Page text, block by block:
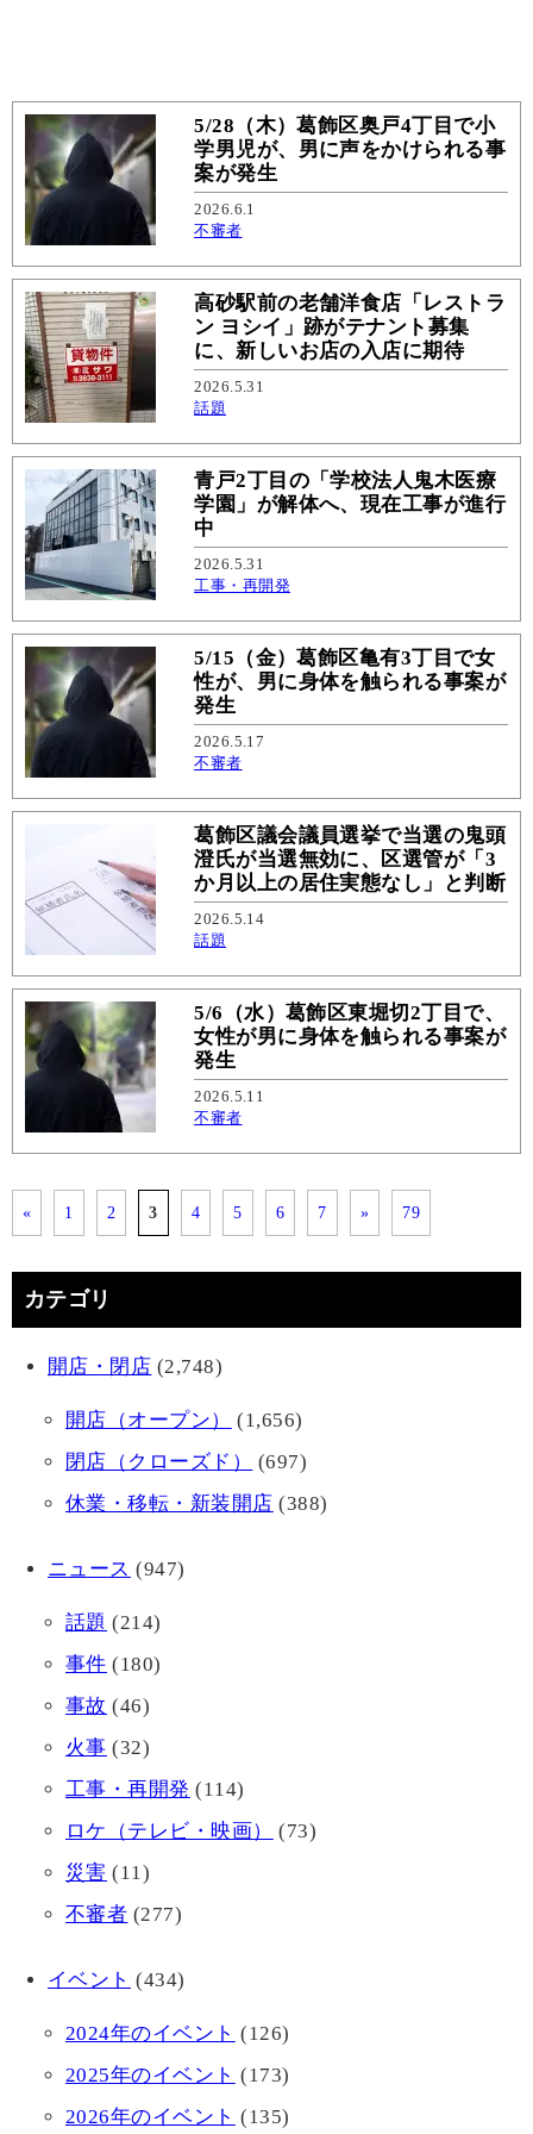
5/28（木）葛飾区奥戸4丁目で小
学男児が、男に声をかけられる事
案が発生
2026.6.1
不審者
高砂駅前の老舗洋食店「レストラ
ン ヨシイ」跡がテナント募集
に、新しいお店の入店に期待
2026.5.31
話題
青戸2丁目の「学校法人鬼木医療
学園」が解体へ、現在工事が進行
中
2026.5.31
工事・再開発
5/15（金）葛飾区亀有3丁目で女
性が、男に身体を触られる事案が
発生
2026.5.17
不審者
葛飾区議会議員選挙で当選の鬼頭
澄氏が当選無効に、区選管が「3
か月以上の居住実態なし」と判断
2026.5.14
話題
5/6（水）葛飾区東堀切2丁目で、
女性が男に身体を触られる事案が
発生
2026.5.11
不審者
« 1 2 3 4 5 6 7 » 79
カテゴリ
開店・閉店 (2,748)
開店（オープン）
(1,656)
閉店（クローズド）
(697)
休業・移転・新装開店 (388)
ニュース (947)
話題 (214)
事件 (180)
事故 (46)
火事 (32)
工事・再開発 (114)
ロケ（テレビ・映画）
(73)
災害 (11)
不審者 (277)
イベント (434)
2024年のイベント (126)
2025年のイベント (173)
2026年のイベント (135)